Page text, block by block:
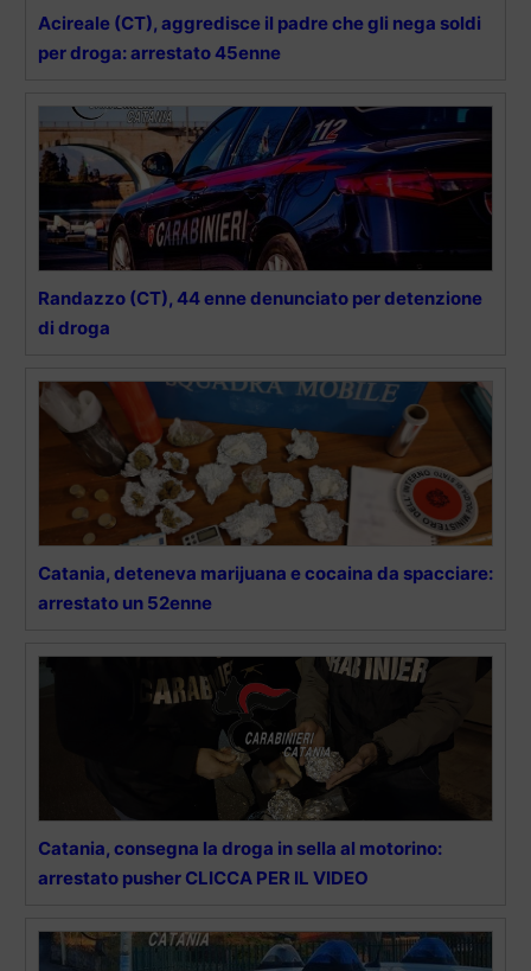
Acireale (CT), aggredisce il padre che gli nega soldi
per droga: arrestato 45enne
Randazzo (CT), 44 enne denunciato per detenzione
di droga
Catania, deteneva marijuana e cocaina da spacciare:
arrestato un 52enne
Catania, consegna la droga in sella al motorino:
arrestato pusher CLICCA PER IL VIDEO